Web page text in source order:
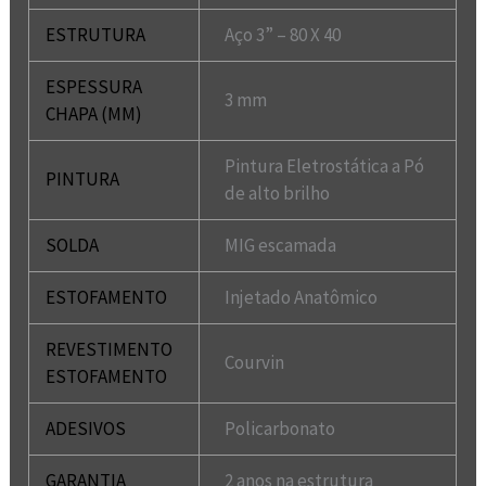
ESTRUTURA Aço 3” – 80 X 40
ESPESSURA
CHAPA (MM)
3 mm
PINTURA
Pintura Eletrostática a Pó
de alto brilho
SOLDA MIG escamada
ESTOFAMENTO Injetado Anatômico
REVESTIMENTO
ESTOFAMENTO
Courvin
ADESIVOS Policarbonato
GARANTIA 2 anos na estrutura